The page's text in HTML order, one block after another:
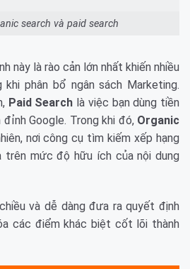
search và paid search
này là rào cản lớn nhất khiến nhiều
phân bổ ngân sách Marketing.
Paid Search là việc bạn dùng tiền
Google. Trong khi đó, Organic
nơi công cụ tìm kiếm xếp hạng
trên mức độ hữu ích của nội dung
và dễ dàng đưa ra quyết định
các điểm khác biệt cốt lõi thành